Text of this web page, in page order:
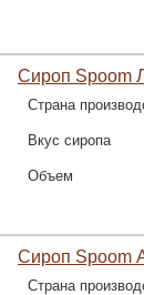
Сироп Spoom
Страна
Вкус сиропа
Объем
Сироп Spoom
Страна